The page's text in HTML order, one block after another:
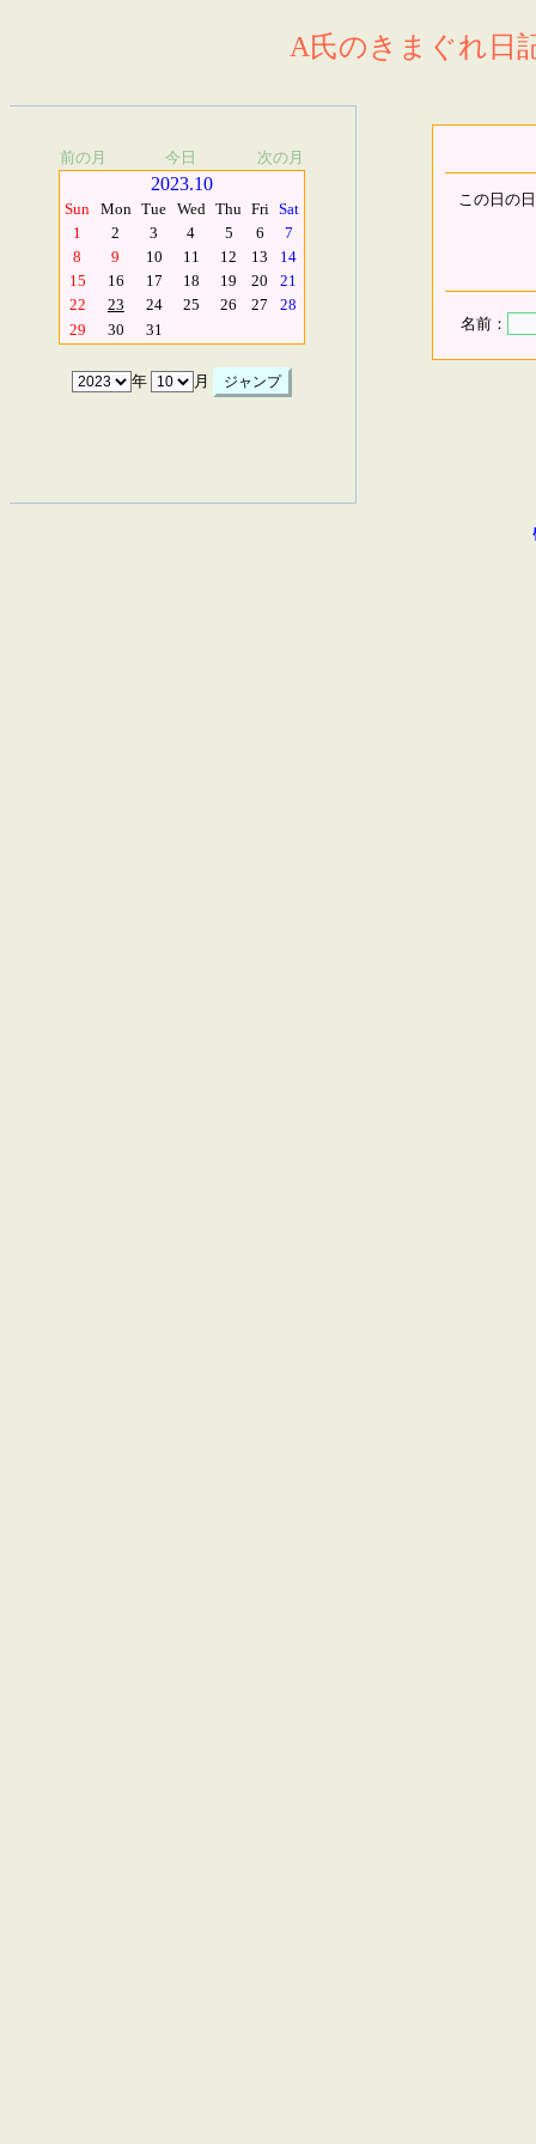
A氏のきまぐれ日
前の月 今日 次の月
2023.10
Sun Mon Tue Wed Thu Fri Sat
1
2 3 4 5 6
7
8
9 10 11 12 13
14
15
16 17 18 19 20
21
22
23 24 25 26 27
28
29
30 31
年 月
この日の
名前：